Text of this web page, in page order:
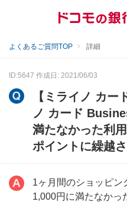
よくあるご質問TOP 詳細
ID:5647 作成日: 2021/06/03
【ミライノ カ
ノ カード
満たなかった利
ポイントに繰越
1ヶ月間のショッピン
1,000円に満たなかっ